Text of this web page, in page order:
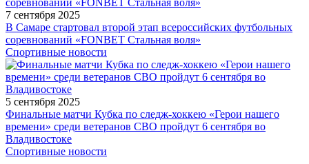
7 сентября 2025
В Самаре стартовал второй этап всероссийских футбольных
соревнований «FONBET Стальная воля»
Спортивные новости
5 сентября 2025
Финальные матчи Кубка по следж-хоккею «Герои нашего
времени» среди ветеранов СВО пройдут 6 сентября во
Владивостоке
Спортивные новости